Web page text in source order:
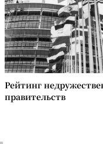
Рейтинг
правительств